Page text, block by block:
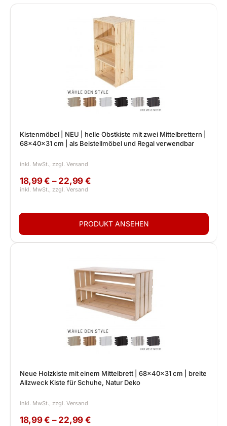
Kistenmöbel | NEU | helle Obstkiste mit zwei Mittelbrettern |
68x40x31 cm | als Beistellmöbel und Regal verwendbar
18,99 € – 22,99 €
Neue Holzkiste mit einem Mittelbrett | 68x40x31 cm | breite
Allzweck Kiste für Schuhe, Natur Deko
18,99 € – 22,99 €